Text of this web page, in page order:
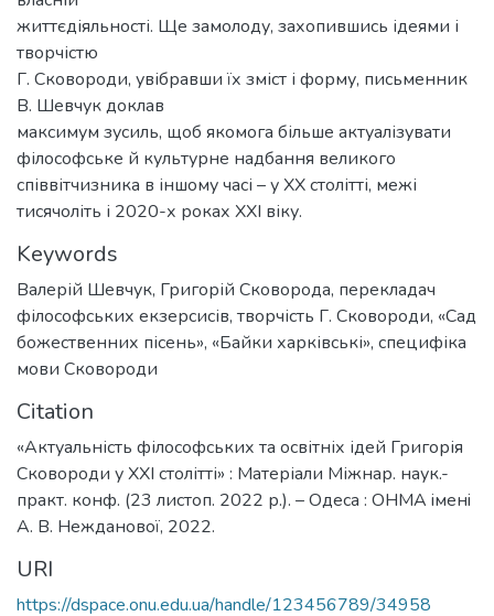
життєдіяльності. Ще замолоду, захопившись ідеями і
творчістю
Г. Сковороди, увібравши їх зміст і форму, письменник
В. Шевчук доклав
максимум зусиль, щоб якомога більше актуалізувати
філософське й культурне надбання великого
співвітчизника в іншому часі – у XX столітті, межі
тисячоліть і 2020-х роках XXI віку.
Keywords
Валерій Шевчук, Григорій Сковорода, перекладач
філософських екзерсисів, творчість Г. Сковороди, «Сад
божественних пісень», «Байки харківські», специфіка
мови Сковороди
Citation
«Актуальність філософських та освітніх ідей Григорія
Сковороди у XXI столітті» : Матеріали Міжнар. наук.-
практ. конф. (23 листоп. 2022 р.). – Одеса : ОНМА iменi
А. В. Нежданової, 2022.
URI
https://dspace.onu.edu.ua/handle/123456789/34958